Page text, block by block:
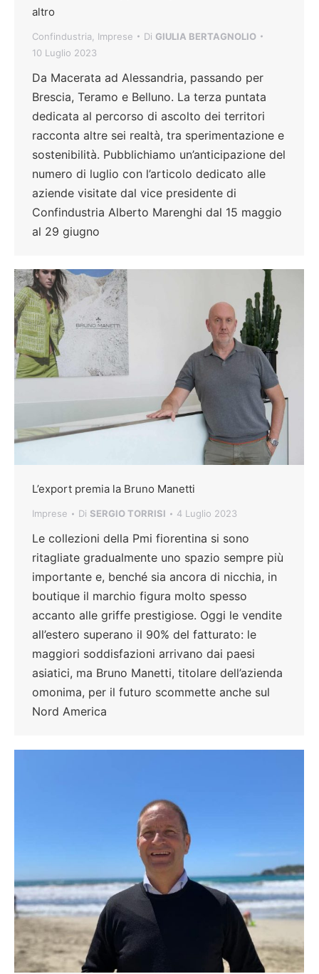
altro
Confindustria Imprese Di GIULIA BERTAGNOLIO
10 Luglio 2023
Da Macerata ad Alessandria, passando per
Brescia, Teramo e Belluno. La terza puntata
dedicata al percorso di ascolto dei territori
racconta altre sei realtà, tra sperimentazione e
sostenibilità. Pubblichiamo un’anticipazione del
numero di luglio con l’articolo dedicato alle
aziende visitate dal vice presidente di
Confindustria Alberto Marenghi dal 15 maggio
al 29 giugno
L’export premia la Bruno Manetti
Imprese Di SERGIO TORRISI 4 Luglio 2023
Le collezioni della Pmi fiorentina si sono
ritagliate gradualmente uno spazio sempre più
importante e, benché sia ancora di nicchia, in
boutique il marchio figura molto spesso
accanto alle griffe prestigiose. Oggi le vendite
all’estero superano il 90% del fatturato: le
maggiori soddisfazioni arrivano dai paesi
asiatici, ma Bruno Manetti, titolare dell’azienda
omonima, per il futuro scommette anche sul
Nord America